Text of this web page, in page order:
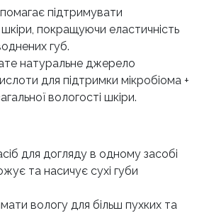
підтримувати
шкіри, покращуючи еластичність
губ.
натуральне джерело
для підтримки мікробіома +
вологості шкіри.
для догляду в одному засобі
та насичує сухі губи
вологу для більш пухких та